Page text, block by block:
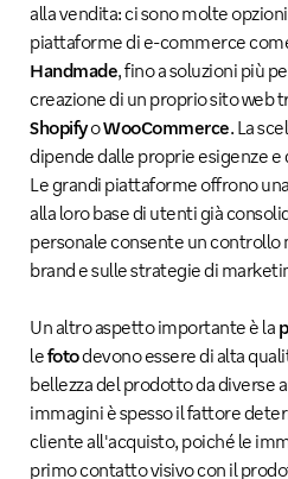
alla vendita: ci sono molte
piattaforme di e-commerce
Handmade, fino a soluzioni più
creazione di un proprio sito web
ShopifyoWooCommerce. La
dipende dalle proprie esigenze e
Le grandi piattaforme offrono
alla loro base di utenti già
personale consente un
brand e sulle strategie di
Un altro aspetto importante è la
lefotodevono essere di alta
bellezza del prodotto da diverse
immagini è spesso il fattore
cliente all'acquisto, poiché le
primo contatto visivo con il